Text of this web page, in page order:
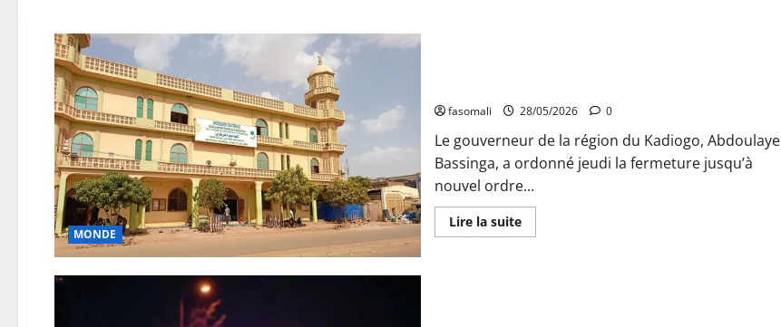
MONDE
fasomali 28/05/2026 0
Le gouverneur de la région du Kadiogo, Abdoulaye
Bassinga, a ordonné jeudi la fermeture jusqu’à
nouvel ordre...
Lire la suiteEn
savoir